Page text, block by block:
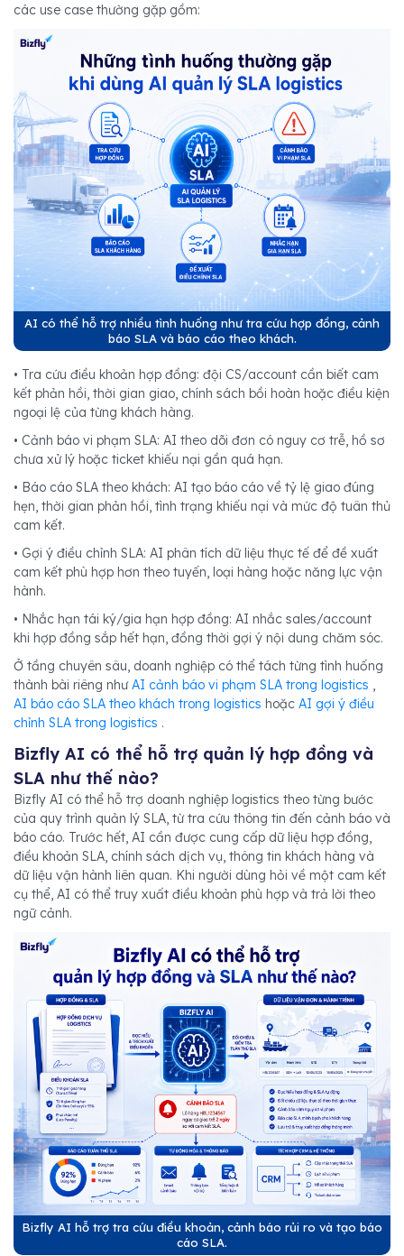
các use case thường gặp gồm:
AI có thể hỗ trợ nhiều tình huống như tra cứu hợp đồng, cảnh
báo SLA và báo cáo theo khách.
• Tra cứu điều khoản hợp đồng: đội CS/account cần biết cam
kết phản hồi, thời gian giao, chính sách bồi hoàn hoặc điều kiện
ngoại lệ của từng khách hàng.
• Cảnh báo vi phạm SLA: AI theo dõi đơn có nguy cơ trễ, hồ sơ
chưa xử lý hoặc ticket khiếu nại gần quá hạn.
• Báo cáo SLA theo khách: AI tạo báo cáo về tỷ lệ giao đúng
hẹn, thời gian phản hồi, tình trạng khiếu nại và mức độ tuân thủ
cam kết.
• Gợi ý điều chỉnh SLA: AI phân tích dữ liệu thực tế để đề xuất
cam kết phù hợp hơn theo tuyến, loại hàng hoặc năng lực vận
hành.
• Nhắc hạn tái ký/gia hạn hợp đồng: AI nhắc sales/account
khi hợp đồng sắp hết hạn, đồng thời gợi ý nội dung chăm sóc.
Ở tầng chuyên sâu, doanh nghiệp có thể tách từng tình huống
thành bài riêng nhưAI cảnh báo vi phạm SLA trong logistics ,
AI báo cáo SLA theo khách trong logistics hoặc AI gợi ý điều
chỉnh SLA trong logistics .
Bizfly AI có thể hỗ trợ quản lý hợp đồng và
SLA như thế nào?
Bizfly AI có thể hỗ trợ doanh nghiệp logistics theo từng bước
của quy trình quản lý SLA, từ tra cứu thông tin đến cảnh báo và
báo cáo. Trước hết, AI cần được cung cấp dữ liệu hợp đồng,
điều khoản SLA, chính sách dịch vụ, thông tin khách hàng và
dữ liệu vận hành liên quan. Khi người dùng hỏi về một cam kết
cụ thể, AI có thể truy xuất điều khoản phù hợp và trả lời theo
ngữ cảnh.
Bizfly AI hỗ trợ tra cứu điều khoản, cảnh báo rủi ro và tạo báo
cáo SLA.